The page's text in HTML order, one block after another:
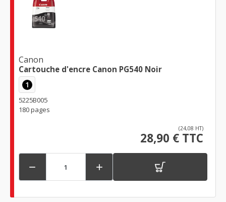
Canon
Cartouche d'encre Canon PG540 Noir
1
5225B005
180 pages
(24,08 HT)
28,90 € TTC
 